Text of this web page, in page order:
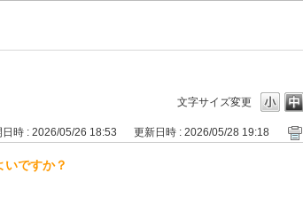
文字サイズ変更
日時 : 2026/05/26 18:53 更新日時 : 2026/05/28 19:18
ですか？